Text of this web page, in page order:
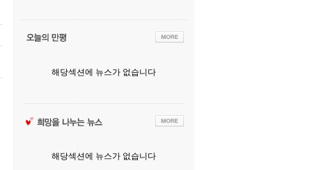
해당섹션에 뉴스가 없습니다
해당섹션에 뉴스가 없습니다